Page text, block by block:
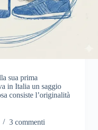
sua prima
in Italia un saggio
consiste l’originalità
3 commenti